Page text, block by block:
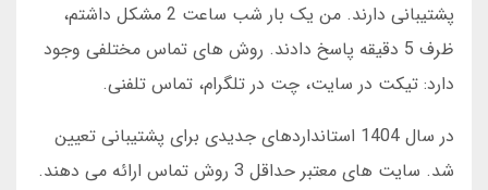
پشتیبانی دارند. من یک بار شب ساعت 2 مشکل داشتم،
ظرف 5 دقیقه پاسخ دادند. روش های تماس مختلفی وجود
دارد: تیکت در سایت، چت در تلگرام، تماس تلفنی.
در سال 1404 استانداردهای جدیدی برای پشتیبانی تعیین
شد. سایت های معتبر حداقل 3 روش تماس ارائه می دهند.